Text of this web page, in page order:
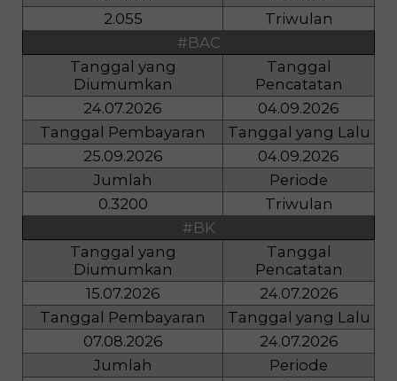
2.055
Triwulan
#BAC
Tanggal yang
Diumumkan
Tanggal
Pencatatan
24.07.2026
04.09.2026
Tanggal Pembayaran
Tanggal yang Lalu
25.09.2026
04.09.2026
Jumlah
Periode
0.3200
Triwulan
#BK
Tanggal yang
Diumumkan
Tanggal
Pencatatan
15.07.2026
24.07.2026
Tanggal Pembayaran
Tanggal yang Lalu
07.08.2026
24.07.2026
Jumlah
Periode